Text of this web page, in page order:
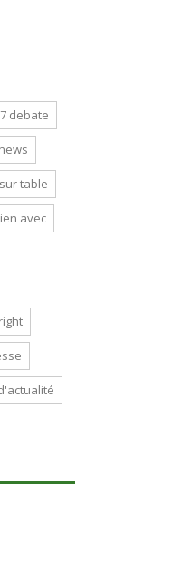
debate
table
avec